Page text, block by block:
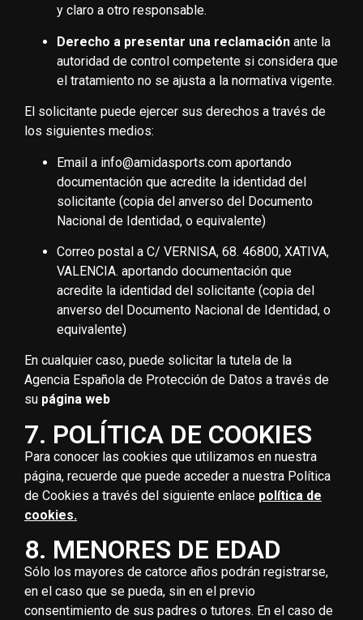
y claro a otro responsable.
Derecho a presentar una reclamación ante la
autoridad de control competente si considera que
el tratamiento no se ajusta a la normativa vigente.
El solicitante puede ejercer sus derechos a través de
los siguientes medios:
Email a info@amidasports.com aportando
documentación que acredite la identidad del
solicitante (copia del anverso del Documento
Nacional de Identidad, o equivalente)
Correo postal a C/ VERNISA, 68. 46800, XATIVA,
VALENCIA. aportando documentación que
acredite la identidad del solicitante (copia del
anverso del Documento Nacional de Identidad, o
equivalente)
En cualquier caso, puede solicitar la tutela de la
Agencia Española de Protección de Datos a través de
su página web
7. POLÍTICA DE COOKIES
Para conocer las cookies que utilizamos en nuestra
página, recuerde que puede acceder a nuestra Política
de Cookies a través del siguiente enlace política de
cookies.
8. MENORES DE EDAD
Sólo los mayores de catorce años podrán registrarse,
en el caso que se pueda, sin en el previo
consentimiento de sus padres o tutores. En el caso de